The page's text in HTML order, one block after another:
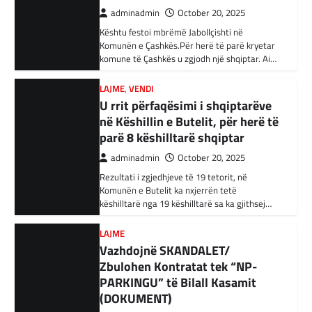
34 njerëz të dyshuar për lidhje me Shtetin
Islamik gjatë një operacioni të…
BOTA,KRONIKË E ZEZË, RAJONI
Irani dënon sulmet ajrore të
SHBA-së
adminadmin February 3, 2024
Në qytetin al-Ka’im, rreth 350 km në
veriperëndim të Bagdadit, gjithçka që ka
mbetur pas sulmeve ajrore të Uashingtonit
është…
KRONIKË E ZEZË,LAJME,RAJONI
Tetë persona kërkojnë ndihmë
pas aksidentit ku u përfshinë 14
automjete
adminadmin December 11, 2023
Një aksident trafiku ka ndodhur në
autostradën Ibrahim Rugova, Mazgit-Bresje,
në të cilin janë përfshirë 14 automjete dhe
parë 8 këshilltarë shqiptar
adminadmin October 20, 2025
Rezultati i zgjedhjeve të 19 tetorit, në
Komunën e Butelit ka nxjerrën tetë
këshilltarë nga 19 këshilltarë sa ka gjithsej…
LAJME
Vazhdojnë SKANDALET/
Zbulohen Kontratat tek “NP-
PARKINGU” të Bilall Kasamit
(DOKUMENT)
adminadmin October 17, 2025
Skandalet në komunën e Tetovës nuk kanë të
ndalur! Pas publikimit të qindra kontratave të
dyshimta tek XHOB2011, tashmë janë…
LAJME,MË TË FUNDIT
Avokati i Popullit hapi linjë
telefonike për raportimin e